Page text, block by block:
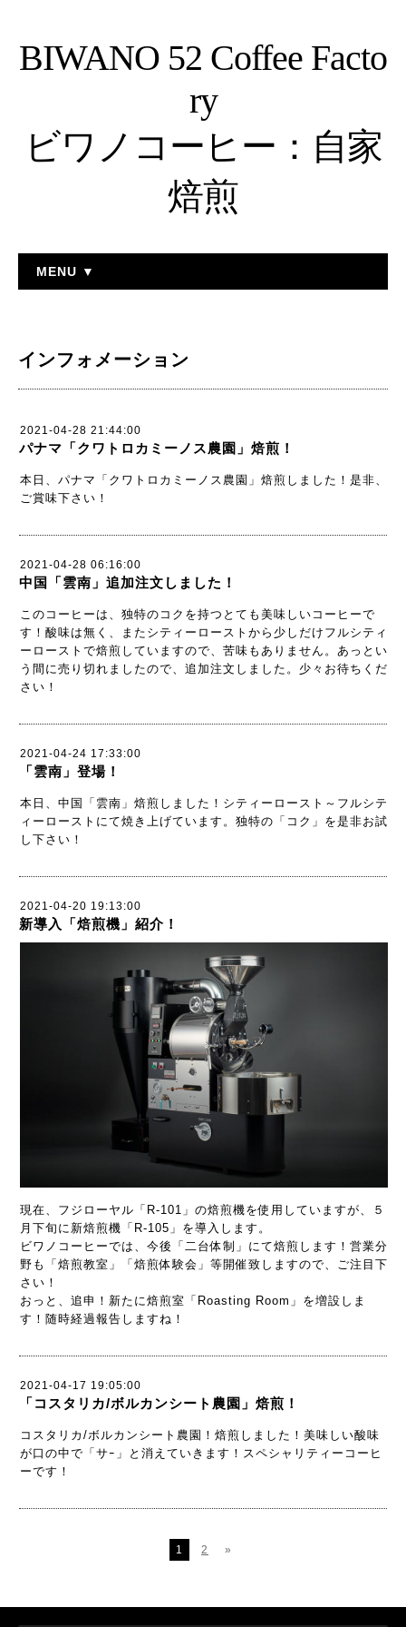
BIWANO 52 Coffee Facto
ry
ビワノコーヒー：自家
焙煎
MENU ▼
インフォメーション
2021-04-28 21:44:00
パナマ「クワトロカミーノス農園」焙煎！
本日、パナマ「クワトロカミーノス農園」焙煎しました！是非、
ご賞味下さい！
2021-04-28 06:16:00
中国「雲南」追加注文しました！
このコーヒーは、独特のコクを持つとても美味しいコーヒーで
す！酸味は無く、またシティーローストから少しだけフルシティ
ーローストで焙煎していますので、苦味もありません。あっとい
う間に売り切れましたので、追加注文しました。少々お待ちくだ
さい！
2021-04-24 17:33:00
「雲南」登場！
本日、中国「雲南」焙煎しました！シティーロースト～フルシテ
ィーローストにて焼き上げています。独特の「コク」を是非お試
し下さい！
2021-04-20 19:13:00
新導入「焙煎機」紹介！
現在、フジローヤル「R-101」の焙煎機を使用していますが、５
月下旬に新焙煎機「R-105」を導入します。
ビワノコーヒーでは、今後「二台体制」にて焙煎します！営業分
野も「焙煎教室」「焙煎体験会」等開催致しますので、ご注目下
さい！
おっと、追申！新たに焙煎室「Roasting Room」を増設しま
す！随時経過報告しますね！
2021-04-17 19:05:00
「コスタリカ/ボルカンシート農園」焙煎！
コスタリカ/ボルカンシート農園！焙煎しました！美味しい酸味
が口の中で「サｰ」と消えていきます！スペシャリティーコーヒ
ーです！
1 2 »